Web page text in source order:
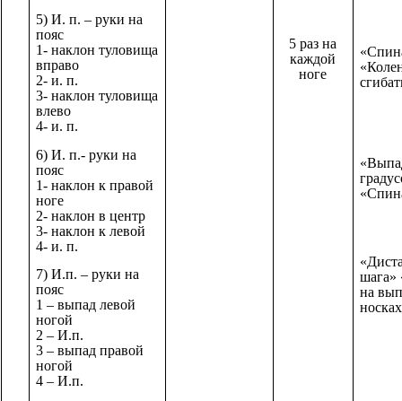
5) И. п. – руки на
пояс
1- наклон туловища
вправо
2- и. п.
3- наклон туловища
влево
4- и. п.
6) И. п.- руки на
пояс
1- наклон к правой
ноге
2- наклон в центр
3- наклон к левой
4- и. п.
7) И.п. – руки на
пояс
1 – выпад левой
ногой
2 – И.п.
3 – выпад правой
ногой
4 – И.п.
5 раз на
каждой
ноге
на